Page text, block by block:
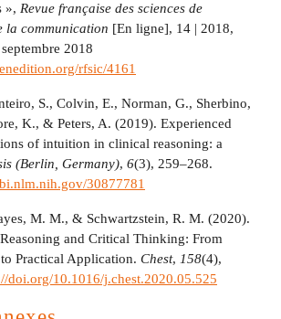
», Revue française des sciences de
la communication [En ligne], 14 | 2018,
2018
rfsic/4161
S., Colvin, E., Norman, G., Sherbino,
K., & Peters, A. (2019). Experienced
of intuition in clinical reasoning: a
(Berlin, Germany), 6(3), 259–268.
30877781
M. M., & Schwartzstein, R. M. (2020).
and Critical Thinking: From
Practical Application. Chest, 158(4),
doi.org/10.1016/j.chest.2020.05.525